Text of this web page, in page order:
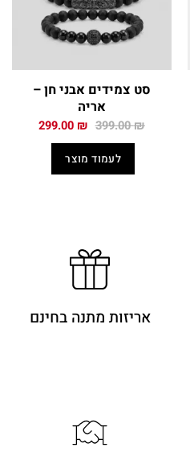
סט צמידים אבני חן –
אריה
399.00₪ המחיר
399.00 ₪.
299.00 ₪ המחיר
לעמוד מוצר
אריזות מתנה בחינם